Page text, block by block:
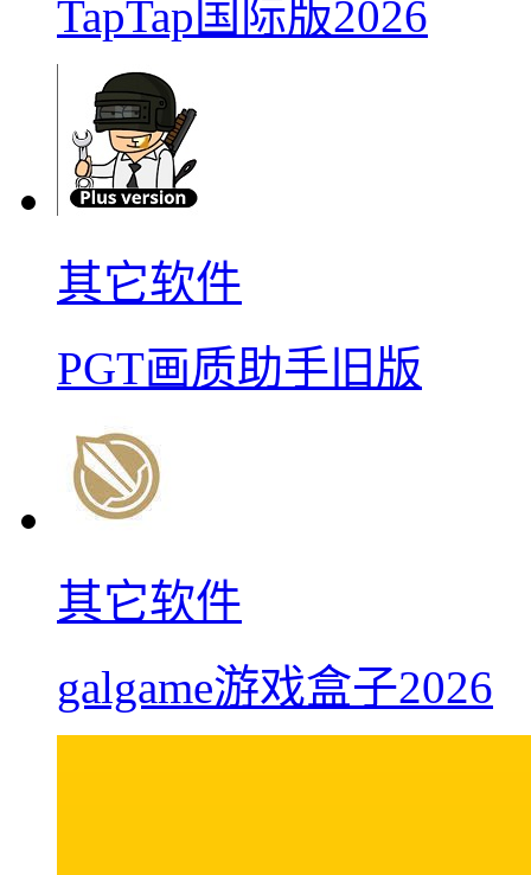
TapTap国际版2026
其它软件
PGT画质助手旧版
其它软件
galgame游戏盒子2026